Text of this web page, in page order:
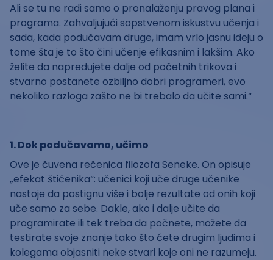
Ali se tu ne radi samo o pronalaženju pravog plana i
programa. Zahvaljujući sopstvenom iskustvu učenja i
sada, kada podučavam druge, imam vrlo jasnu ideju o
tome šta je to što čini učenje efikasnim i lakšim. Ako
želite da napredujete dalje od početnih trikova i
stvarno postanete ozbiljno dobri programeri, evo
nekoliko razloga zašto ne bi trebalo da učite sami.“
1. Dok podučavamo, učimo
Ove je čuvena rečenica filozofa Seneke. On opisuje
„efekat štićenika“: učenici koji uče druge učenike
nastoje da postignu više i bolje rezultate od onih koji
uče samo za sebe. Dakle, ako i dalje učite da
programirate ili tek treba da počnete, možete da
testirate svoje znanje tako što ćete drugim ljudima i
kolegama objasniti neke stvari koje oni ne razumeju.